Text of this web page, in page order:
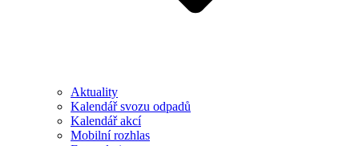
Aktuality
Kalendář svozu odpadů
Kalendář akcí
Mobilní rozhlas